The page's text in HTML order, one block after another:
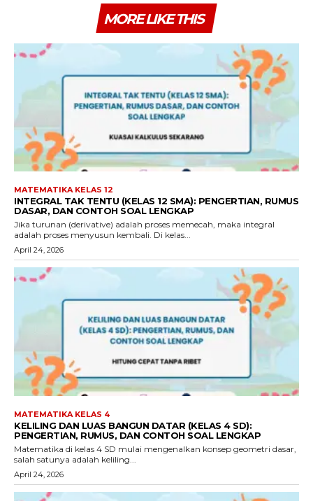
MORE LIKE THIS
MATEMATIKA KELAS 12
INTEGRAL TAK TENTU (KELAS 12 SMA): PENGERTIAN, RUMUS
DASAR, DAN CONTOH SOAL LENGKAP
Jika turunan (derivative) adalah proses memecah, maka integral
adalah proses menyusun kembali. Di kelas...
April 24, 2026
MATEMATIKA KELAS 4
KELILING DAN LUAS BANGUN DATAR (KELAS 4 SD):
PENGERTIAN, RUMUS, DAN CONTOH SOAL LENGKAP
Matematika di kelas 4 SD mulai mengenalkan konsep geometri dasar,
salah satunya adalah keliling...
April 24, 2026